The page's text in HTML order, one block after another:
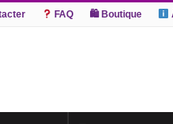
FAQ 🛍 Boutique